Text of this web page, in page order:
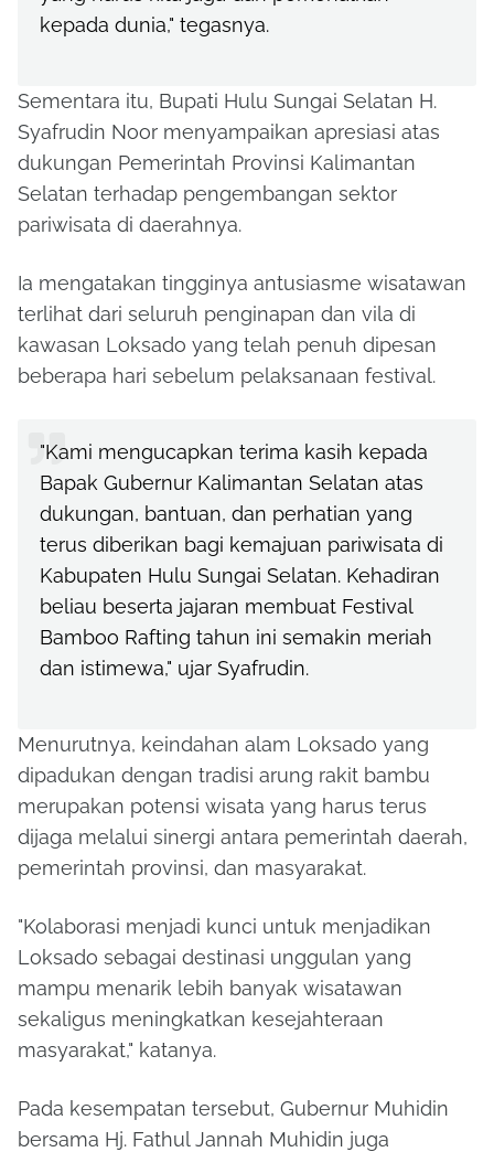
kepada dunia," tegasnya.
Sementara itu, Bupati Hulu Sungai Selatan H.
Syafrudin Noor menyampaikan apresiasi atas
dukungan Pemerintah Provinsi Kalimantan
Selatan terhadap pengembangan sektor
pariwisata di daerahnya.
Ia mengatakan tingginya antusiasme wisatawan
terlihat dari seluruh penginapan dan vila di
kawasan Loksado yang telah penuh dipesan
beberapa hari sebelum pelaksanaan festival.
"Kami mengucapkan terima kasih kepada
Bapak Gubernur Kalimantan Selatan atas
dukungan, bantuan, dan perhatian yang
terus diberikan bagi kemajuan pariwisata di
Kabupaten Hulu Sungai Selatan. Kehadiran
beliau beserta jajaran membuat Festival
Bamboo Rafting tahun ini semakin meriah
dan istimewa," ujar Syafrudin.
Menurutnya, keindahan alam Loksado yang
dipadukan dengan tradisi arung rakit bambu
merupakan potensi wisata yang harus terus
dijaga melalui sinergi antara pemerintah daerah,
pemerintah provinsi, dan masyarakat.
"Kolaborasi menjadi kunci untuk menjadikan
Loksado sebagai destinasi unggulan yang
mampu menarik lebih banyak wisatawan
sekaligus meningkatkan kesejahteraan
masyarakat," katanya.
Pada kesempatan tersebut, Gubernur Muhidin
bersama Hj. Fathul Jannah Muhidin juga